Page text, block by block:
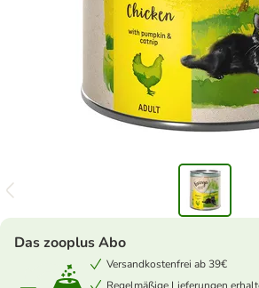
Das zooplus Abo
Versandkostenfrei ab 39€